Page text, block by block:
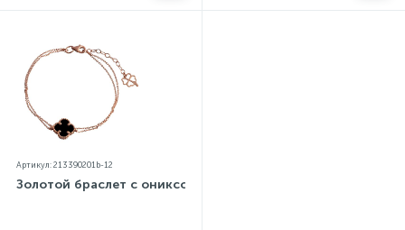
Артикул: 213390201b-12
Золотой браслет с ониксом